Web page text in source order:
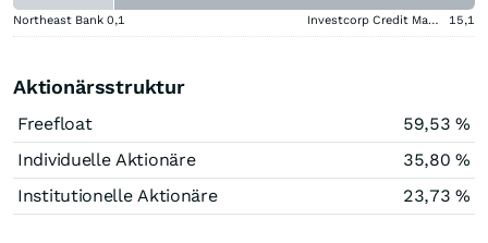
Northeast Bank 0,1 Investcorp Credit Management BDC 15,1
Aktionärsstruktur
Freefloat
59,53 %
Individuelle Aktionäre
35,80 %
Institutionelle Aktionäre
23,73 %